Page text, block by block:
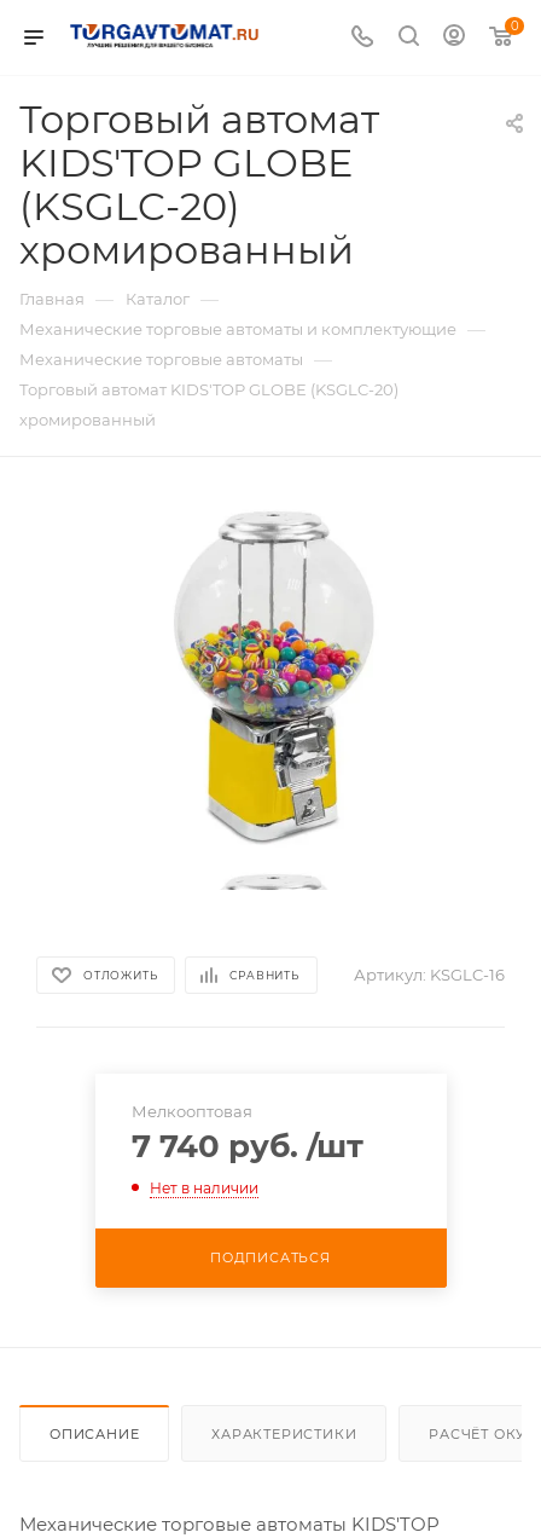
0
Торговый автомат
KIDS'TOP GLOBE
(KSGLC-20)
хромированный
Главная — Каталог —
Механические торговые автоматы и комплектующие —
Механические торговые автоматы —
Торговый автомат KIDS'TOP GLOBE (KSGLC-20)
хромированный
ОТЛОЖИТЬ СРАВНИТЬ Артикул: KSGLC-16
Мелкооптовая
7 740 руб. /шт
Нет в наличии
ПОДПИСАТЬСЯ
ОПИСАНИЕ ХАРАКТЕРИСТИКИ РАСЧЁТ
Механические торговые автоматы KIDS'TOP